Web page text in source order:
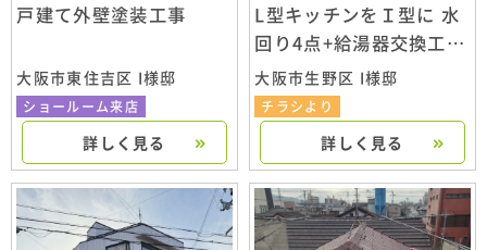
戸建て外壁塗装工事
大阪市東住吉区 I様邸
ショールーム来店
詳しく見る
L型キッチンをＩ型に 水
回り4点+給湯器交換工
事 大阪市生野区
大阪市生野区 I様邸
チラシより
詳しく見る